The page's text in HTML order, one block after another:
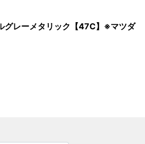
レーメタリック【47C】※マツダ